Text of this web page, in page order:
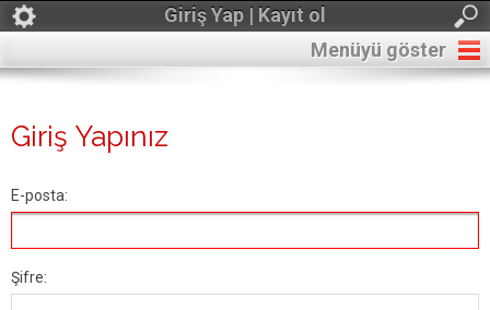
Giriş Yap | Kayıt ol
Menüyü göster
Giriş Yapınız
E-posta:
Şifre: